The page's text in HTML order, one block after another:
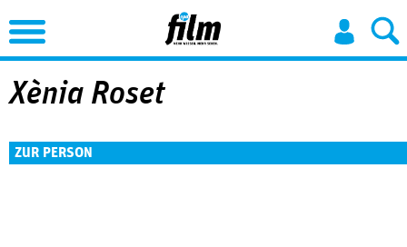
Jump to Navigation
Xènia Roset
ZUR PERSON